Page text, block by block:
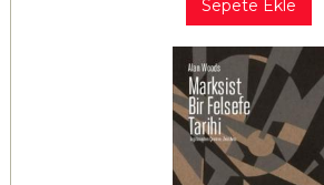
Sepete Ekle